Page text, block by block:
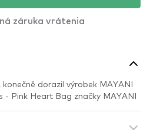
záruka vrátenia
dorazil výrobek MAYANI
- Pink Heart Bag značky MAYANI